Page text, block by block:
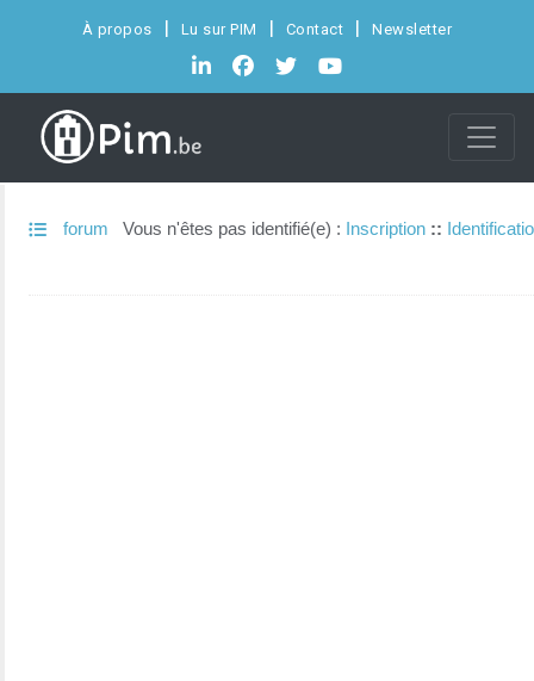
À propos Lu sur PIM Contact Newsletter
forum Vous n'êtes pas identifié(e) : Inscription ::